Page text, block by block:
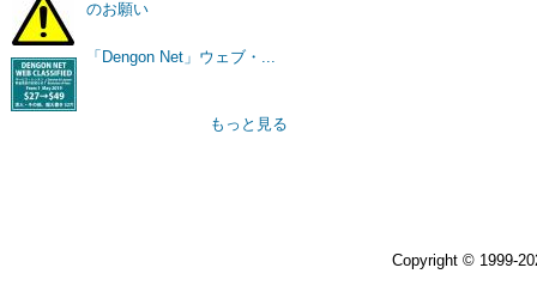
のお願い
「Dengon Net」ウェブ・...
もっと見る
Copyright © 1999-